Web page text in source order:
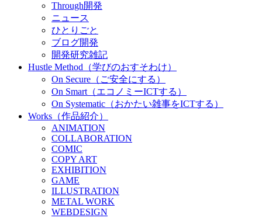
Through開発
ニュース
ひとりごと
ブログ開発
開発研究雑記
Hustle Method（学びのおすそわけ）
On Secure（ご安全にする）
On Smart（エコノミーICTする）
On Systematic（おかたい雑事をICTする）
Works（作品紹介）
ANIMATION
COLLABORATION
COMIC
COPY ART
EXHIBITION
GAME
ILLUSTRATION
METAL WORK
WEBDESIGN